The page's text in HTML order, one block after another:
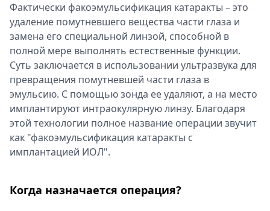
Фактически факоэмульсификация катаракты – это
удаление помутневшего вещества части глаза и
замена его специальной линзой, способной в
полной мере выполнять естественные функции.
Суть заключается в использовании ультразвука для
превращения помутневшей части глаза в
эмульсию. С помощью зонда ее удаляют, а на место
имплантируют интраокулярную линзу. Благодаря
этой технологии полное название операции звучит
как "факоэмульсификация катаракты с
имплантацией ИОЛ".
Когда назначается операция?